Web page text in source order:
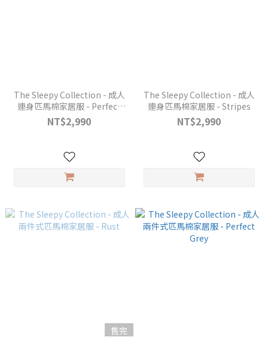
The Sleepy Collection - 成人
連身匹馬棉家居服 - Perfect
Grey
NT$2,990
The Sleepy Collection - 成人
連身匹馬棉家居服 - Stripes
NT$2,990
售完